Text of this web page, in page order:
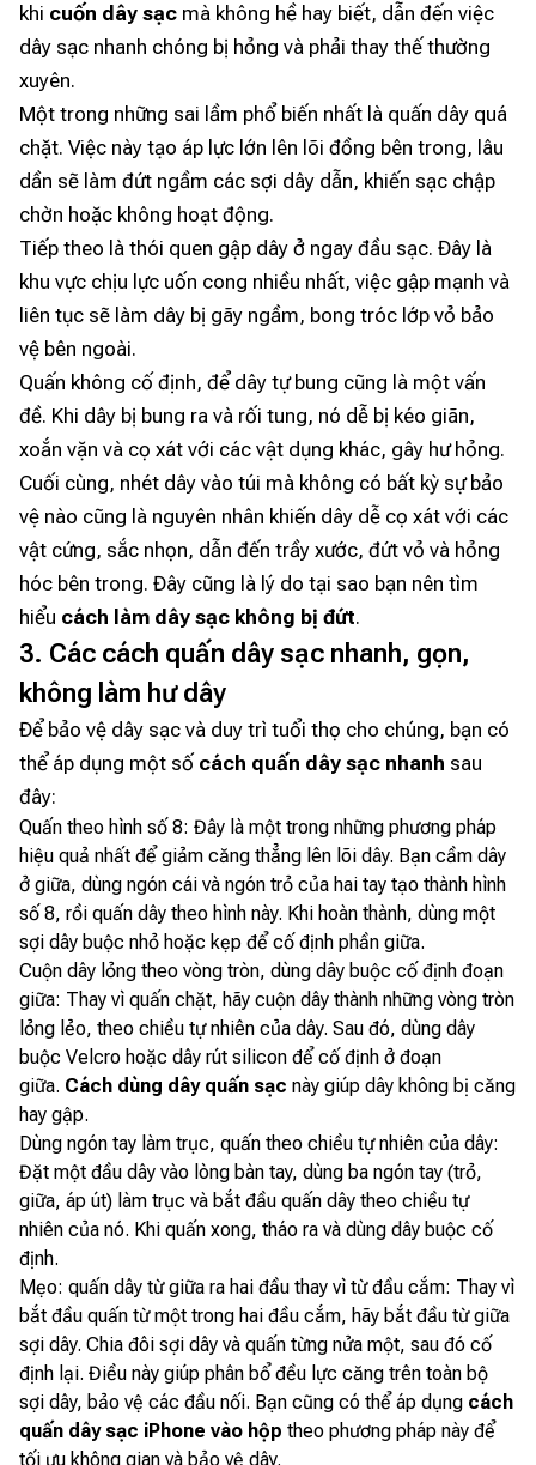
khi cuốn dây sạc mà không hề hay biết, dẫn đến việc
dây sạc nhanh chóng bị hỏng và phải thay thế thường
xuyên.
Một trong những sai lầm phổ biến nhất là quấn dây quá
chặt. Việc này tạo áp lực lớn lên lõi đồng bên trong, lâu
dần sẽ làm đứt ngầm các sợi dây dẫn, khiến sạc chập
chờn hoặc không hoạt động.
Tiếp theo là thói quen gập dây ở ngay đầu sạc. Đây là
khu vực chịu lực uốn cong nhiều nhất, việc gập mạnh và
liên tục sẽ làm dây bị gãy ngầm, bong tróc lớp vỏ bảo
vệ bên ngoài.
Quấn không cố định, để dây tự bung cũng là một vấn
đề. Khi dây bị bung ra và rối tung, nó dễ bị kéo giãn,
xoắn vặn và cọ xát với các vật dụng khác, gây hư hỏng.
Cuối cùng, nhét dây vào túi mà không có bất kỳ sự bảo
vệ nào cũng là nguyên nhân khiến dây dễ cọ xát với các
vật cứng, sắc nhọn, dẫn đến trầy xước, đứt vỏ và hỏng
hóc bên trong. Đây cũng là lý do tại sao bạn nên tìm
hiểu cách làm dây sạc không bị đứt.
3. Các cách quấn dây sạc nhanh, gọn,
không làm hư dây
Để bảo vệ dây sạc và duy trì tuổi thọ cho chúng, bạn có
thể áp dụng một số cách quấn dây sạc nhanh sau
đây:
Quấn theo hình số 8: Đây là một trong những phương pháp
hiệu quả nhất để giảm căng thẳng lên lõi dây. Bạn cầm dây
ở giữa, dùng ngón cái và ngón trỏ của hai tay tạo thành hình
số 8, rồi quấn dây theo hình này. Khi hoàn thành, dùng một
sợi dây buộc nhỏ hoặc kẹp để cố định phần giữa.
Cuộn dây lỏng theo vòng tròn, dùng dây buộc cố định đoạn
giữa: Thay vì quấn chặt, hãy cuộn dây thành những vòng tròn
lỏng lẻo, theo chiều tự nhiên của dây. Sau đó, dùng dây
buộc Velcro hoặc dây rút silicon để cố định ở đoạn
giữa. Cách dùng dây quấn sạc này giúp dây không bị căng
hay gập.
Dùng ngón tay làm trục, quấn theo chiều tự nhiên của dây:
Đặt một đầu dây vào lòng bàn tay, dùng ba ngón tay (trỏ,
giữa, áp út) làm trục và bắt đầu quấn dây theo chiều tự
nhiên của nó. Khi quấn xong, tháo ra và dùng dây buộc cố
định.
Mẹo: quấn dây từ giữa ra hai đầu thay vì từ đầu cắm: Thay vì
bắt đầu quấn từ một trong hai đầu cắm, hãy bắt đầu từ giữa
sợi dây. Chia đôi sợi dây và quấn từng nửa một, sau đó cố
định lại. Điều này giúp phân bổ đều lực căng trên toàn bộ
sợi dây, bảo vệ các đầu nối. Bạn cũng có thể áp dụng cách
quấn dây sạc iPhone vào hộp theo phương pháp này để
tối ưu không gian và bảo vệ dây.